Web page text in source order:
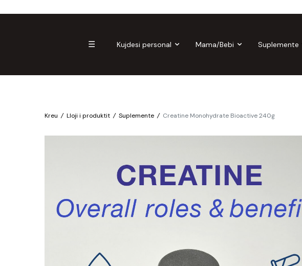
☰ Kujdesi personal Mama/Bebi Suplemente
Kreu / Lloji i produktit / Suplemente / Creatine Monohydrate Bioactive 240g